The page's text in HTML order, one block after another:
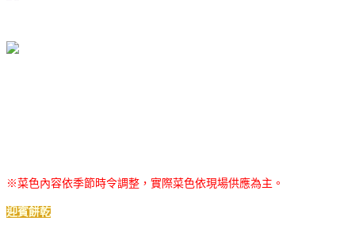
※菜色內容依季節時令調整，實際菜色依現場供應為主。
迎賓餅乾